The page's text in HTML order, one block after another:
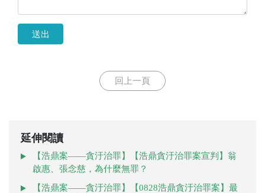
送出
回上一頁
延伸閱讀
【浩鼎案——貪汙治罪】【浩鼎貪汙治罪案宣判】翁
啟惠、張念慈，為什麼無罪？
【浩鼎案——貪汙治罪】【0828浩鼎貪汙治罪案】最